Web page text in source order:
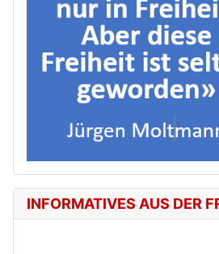
INFORMATIVES AUS DER